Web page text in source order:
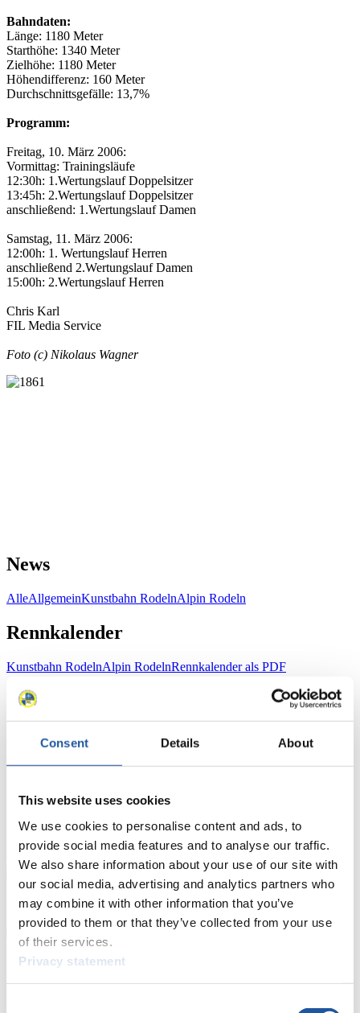
Consent Details About
This website uses cookies
We use cookies to personalise content and ads, to
provide social media features and to analyse our traffic.
We also share information about your use of our site with
our social media, advertising and analytics partners who
may combine it with other information that you’ve
provided to them or that they’ve collected from your use
of their services.
Privacy statement
Bahndaten:
Länge: 1180 Meter
Starthöhe: 1340 Meter
Zielhöhe: 1180 Meter
Höhendifferenz: 160 Meter
Durchschnittsgefälle: 13,7%
Programm:
Freitag, 10. März 2006:
Vormittag: Trainingsläufe
12:30h: 1.Wertungslauf Doppelsitzer
13:45h: 2.Wertungslauf Doppelsitzer
anschließend: 1.Wertungslauf Damen
Samstag, 11. März 2006:
12:00h: 1. Wertungslauf Herren
anschließend 2.Wertungslauf Damen
15:00h: 2.Wertungslauf Herren
Chris Karl
FIL Media Service
Foto (c) Nikolaus Wagner
News
AlleAllgemeinKunstbahn RodelnAlpin Rodeln
Rennkalender
Kunstbahn RodelnAlpin RodelnRennkalender als PDF
Ergebnisse
AktuellGesamtstände Statistiken
RodelnHighlights YOG Gangwon 2024
Ergebnis-Live-Ticker Kunstbahn
Tippspiel
Naturbahn
Zielgruppen Anzeigen
Für Presse- und Medienvertreter